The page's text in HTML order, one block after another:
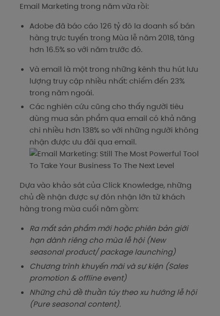
Email Marketing trong năm vừa rồi:
Adobe đã báo cáo 126 tỷ đô la doanh số bán
hàng trực tuyến trong Mùa lễ năm 2018, tăng
hơn 16.5% so với năm trước đó.
Và email là một trong những kênh thu hút lưu
lượng truy cập nhiều nhất: chiếm đến 23%
trong năm ngoái.
Các nghiên cứu cũng cho thấy người tiêu
dùng mua sản phẩm qua email có khả năng
chi nhiều hơn 138% so với những người không
nhận được ưu đãi qua email.
Dựa vào khảo sát của Click Knowledge, những
chủ đề nhận được sự đón nhận lớn từ khách
hàng trong mùa cuối năm gồm:
Ra mắt sản phẩm mới hoặc phiên bản giới
hạn dành riêng cho mùa lễ hội (New
seasonal product/ package launching)
Chương trình khuyến mãi và sự kiện (Sales
promotion & offline event)
Những chủ đề thuần túy theo xu hướng lễ hội
(Pure seasonal content).